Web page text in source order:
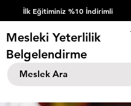
İlk Eğitiminiz %10 İndirimli
Mesleki Yeterlilik
Belgelendirme